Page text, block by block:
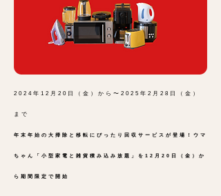
2024年12月20日（金）から〜2025年2月28日（金）
まで
年末年始の大掃除と移転にぴったり回収サービスが登場！ウマ
ちゃん「小型家電と雑貨積み込み放題」を12月20日（金）か
ら期間限定で開始